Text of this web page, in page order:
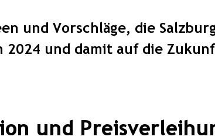
und Vorschläge, die
2024 und damit auf die
und